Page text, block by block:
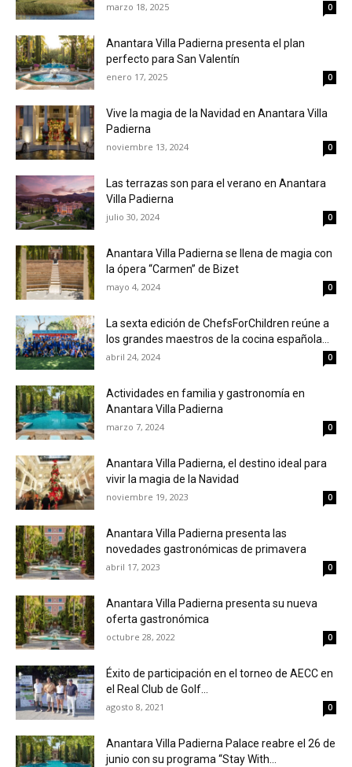
marzo 18, 2025 0
Anantara Villa Padierna presenta el plan
perfecto para San Valentín
enero 17, 2025 0
Vive la magia de la Navidad en Anantara Villa
Padierna
noviembre 13, 2024 0
Las terrazas son para el verano en Anantara
Villa Padierna
julio 30, 2024 0
Anantara Villa Padierna se llena de magia con
la ópera “Carmen” de Bizet
mayo 4, 2024 0
La sexta edición de ChefsForChildren reúne a
los grandes maestros de la cocina española...
abril 24, 2024 0
Actividades en familia y gastronomía en
Anantara Villa Padierna
marzo 7, 2024 0
Anantara Villa Padierna, el destino ideal para
vivir la magia de la Navidad
noviembre 19, 2023 0
Anantara Villa Padierna presenta las
novedades gastronómicas de primavera
abril 17, 2023 0
Anantara Villa Padierna presenta su nueva
oferta gastronómica
octubre 28, 2022 0
Éxito de participación en el torneo de AECC en
el Real Club de Golf...
agosto 8, 2021 0
Anantara Villa Padierna Palace reabre el 26 de
junio con su programa “Stay With...